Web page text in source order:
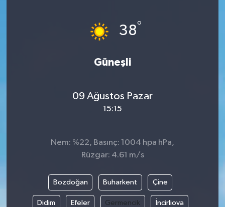
38°
Güneşli
09 Ağustos Pazar
15:15
Nem: %22, Basınç: 1004 hpa hPa,
Rüzgar: 4.61 m/s
Bozdoğan Buharkent Çine
Didim Efeler Germencik İncirliova